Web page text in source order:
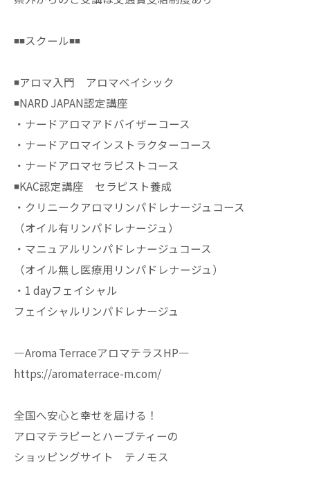
◾️◾️スクール◾️◾️
◾️アロマ入門 アロマベイシック
◾️NARD JAPAN認定講座
・ナードアロマアドバイザーコース
・ナードアロマインストラクターコース
・ナードアロマセラピストコース
◾️KAC認定講座 セラピスト養成
・クリニークアロマリンパドレナージュコース
（オイル有リンパドレナージュ）
・マニュアルリンパドレナージュコース
（オイル無し医療用リンパドレナージュ）
・1 dayフェイシャル
フェイシャルリンパドレナージュ
—Aroma TerraceアロマテラスHP—
https://aromaterrace-m.com/
全国へ安心と幸せを届ける！
アロマテラピーとハーブティーの
ショッピングサイト テノモス